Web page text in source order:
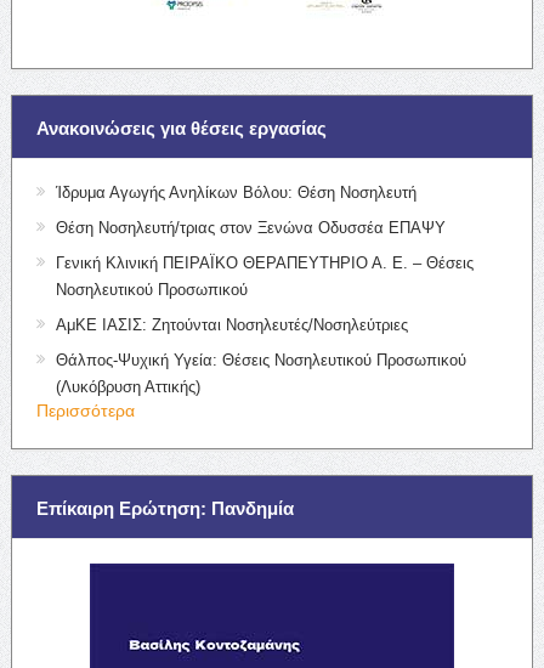
Ανακοινώσεις για θέσεις εργασίας
Ίδρυμα Αγωγής Ανηλίκων Βόλου: Θέση Νοσηλευτή
Θέση Νοσηλευτή/τριας στον Ξενώνα Οδυσσέα ΕΠΑΨΥ
Γενική Κλινική ΠΕΙΡΑΪΚΟ ΘΕΡΑΠΕΥΤΗΡΙΟ Α. Ε. – Θέσεις
Νοσηλευτικού Προσωπικού
ΑμΚΕ ΙΑΣΙΣ: Ζητούνται Νοσηλευτές/Νοσηλεύτριες
Θάλπος-Ψυχική Υγεία: Θέσεις Νοσηλευτικού Προσωπικού
(Λυκόβρυση Αττικής)
Περισσότερα
Επίκαιρη Ερώτηση: Πανδημία